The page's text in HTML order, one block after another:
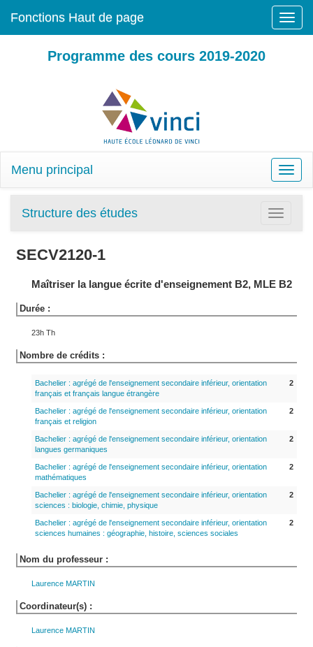
Toggle
Fonctions Haut de page
Programme des cours 2019-2020
Toggle
Menu principal
Toggle
Structure des études
SECV2120-1
Maîtriser la langue écrite d'enseignement B2, MLE B2
Durée :
23h Th
Nombre de crédits :
Bachelier : agrégé de l'enseignement secondaire inférieur, orientation
français et français langue étrangère
2
Bachelier : agrégé de l'enseignement secondaire inférieur, orientation
français et religion
2
Bachelier : agrégé de l'enseignement secondaire inférieur, orientation
langues germaniques
2
Bachelier : agrégé de l'enseignement secondaire inférieur, orientation
mathématiques
2
Bachelier : agrégé de l'enseignement secondaire inférieur, orientation
sciences : biologie, chimie, physique
2
Bachelier : agrégé de l'enseignement secondaire inférieur, orientation
sciences humaines : géographie, histoire, sciences sociales
2
Nom du professeur :
Laurence MARTIN
Coordinateur(s) :
Laurence MARTIN